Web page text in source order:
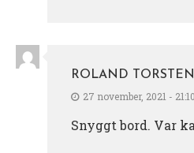
ROLAND
27 november, 2021 - 21:10
Snyggt bord. Var